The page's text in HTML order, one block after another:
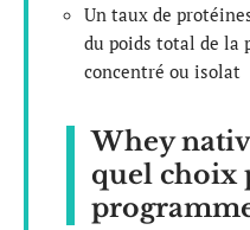
Un taux de
du poids total de la
concentré ou isolat
Whey
quel choix